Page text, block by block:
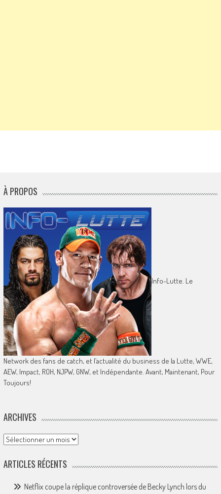
À PROPOS
Info-Lutte. Le
Network des fans de catch, et l’actualité du business de la Lutte, WWE,
AEW, Impact, ROH, NJPW, GNW, et Indépendante. Avant, Maintenant, Pour
Toujours!
ARCHIVES
Archives
ARTICLES RÉCENTS
Netflix coupe la réplique controversée de Becky Lynch lors du